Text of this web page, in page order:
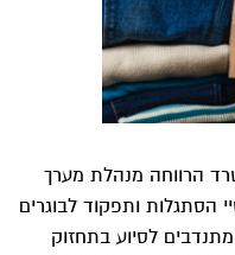
הרווחה מנהלת מערך
הסתגלות ותפקוד לבוגרים
מתנדבים לסיוע בתחזוק